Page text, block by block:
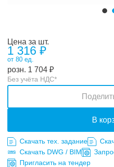
Цена за шт.
1 316 ₽
от 80 ед.
розн. 1 704 ₽
Без учёта НДС*
В
Скачать тех. задание
Скачать DWG / BIM
Пригласить на тендер